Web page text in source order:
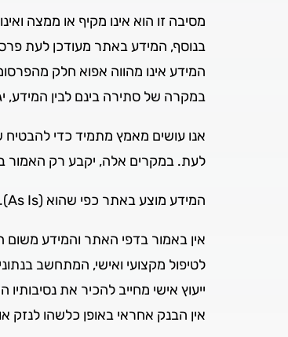
מסיבה זו הוא אינו מקיף או ממצה
בנוסף, המידע באתר מעודכן לעת
המידע אינו מהווה אפוא חלק
במקרה של סתירה בינם לבין
אנו עושים מאמץ מתמיד כדי להבטיח
לעת. במקרים אלה, יקבע רק האמור
המידע מוצע באתר כפי שהוא (As Is). הוא אינו מיועד להתאים לצרכיו, ליכולותיו ולמטרותיו של כל אדם ואדם.
אין באמור בדפי האתר והמידע משום
לטיפול מקצועי ואישי, המתחשב
ייעוץ אישי מחייב להכיר את
אין הבנק אחראי באופן כלשהו